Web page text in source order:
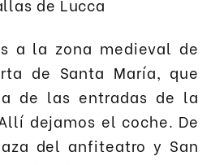
a la zona medieval de
de Santa María, que
de las entradas de la
dejamos el coche. De
del anfiteatro y San